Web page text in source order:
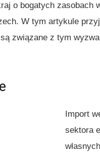
o bogatych zasobach
W tym artykule
związane z tym
Import
sektora